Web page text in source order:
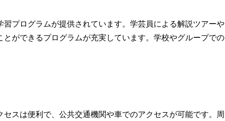
プログラムが提供されています。学芸員による解説ツアーや
ができるプログラムが充実しています。学校やグループでの
スは便利で、公共交通機関や車でのアクセスが可能です。周